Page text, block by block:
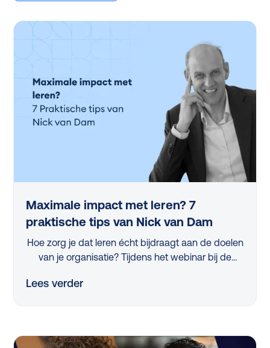
Maximale impact met leren? 7
praktische tips van Nick van Dam
Hoe zorg je dat leren écht bijdraagt aan de doelen
van je organisatie? Tijdens het webinar bij de
professor Nick van Dam 7 concrete tips die iedere
artikel vind je de belangrijkste inzichten op een rij.
Lees verder